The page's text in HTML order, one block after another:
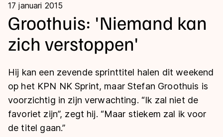
Kalender
Disciplines
Langebaan
Shorttrack
Inlineskaten
Uitslagen
Langebaan
Shorttrack
Marathon
Tijden & historie
Ranglijsten Langebaan
17 januari 2015
Groothuis: 'Niemand kan
zich verstoppen'
Hij kan een zevende sprinttitel halen dit weekend
op het KPN NK Sprint, maar Stefan Groothuis is
voorzichtig in zijn verwachting. “Ik zal niet de
favoriet zijn”, zegt hij. “Maar stiekem zal ik voor
de titel gaan.”